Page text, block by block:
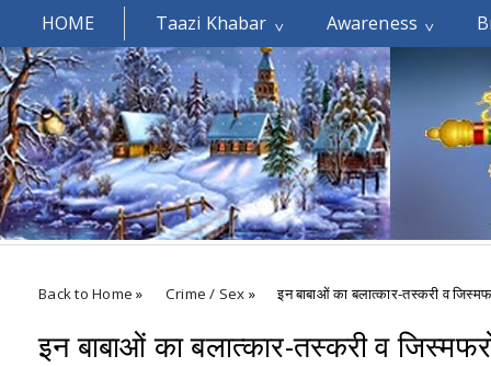
HOME Taazi Khabar Awareness
Welcomes You.....
Back to Home » Crime / Sex » इन बाबाओं का बलात्कार-तस्करी व
इन बाबाओं का बलात्कार-तस्करी व